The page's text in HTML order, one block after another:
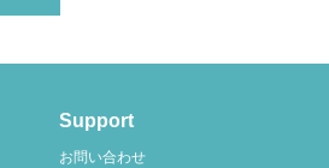
Support
お問い合わせ